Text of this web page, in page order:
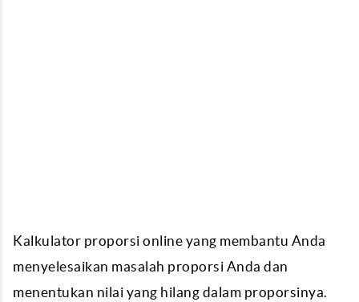
Kalkulator proporsi online yang membantu Anda
menyelesaikan masalah proporsi Anda dan
menentukan nilai yang hilang dalam proporsinya.